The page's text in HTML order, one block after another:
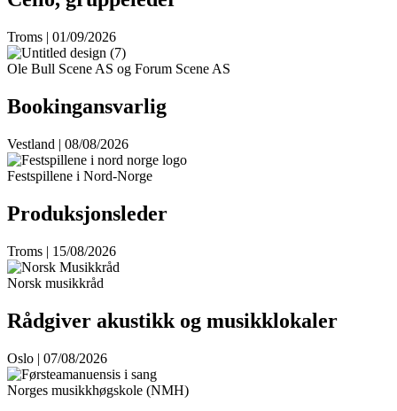
Troms | 01/09/2026
Ole Bull Scene AS og Forum Scene AS
Bookingansvarlig
Vestland | 08/08/2026
Festspillene i Nord-Norge
Produksjonsleder
Troms | 15/08/2026
Norsk musikkråd
Rådgiver akustikk og musikklokaler
Oslo | 07/08/2026
Norges musikkhøgskole (NMH)